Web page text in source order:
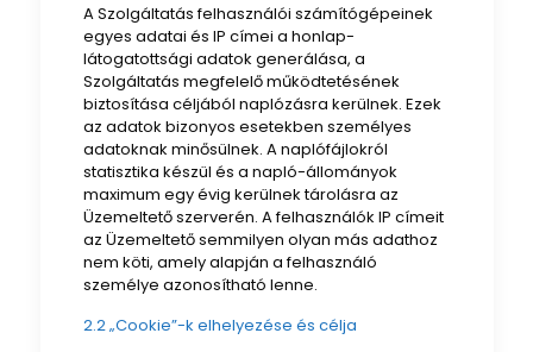
A Szolgáltatás felhasználói számítógépeinek
egyes adatai és IP címei a honlap-
látogatottsági adatok generálása, a
Szolgáltatás megfelelő működtetésének
biztosítása céljából naplózásra kerülnek. Ezek
az adatok bizonyos esetekben személyes
adatoknak minősülnek. A naplófájlokról
statisztika készül és a napló-állományok
maximum egy évig kerülnek tárolásra az
Üzemeltető szerverén. A felhasználók IP címeit
az Üzemeltető semmilyen olyan más adathoz
nem köti, amely alapján a felhasználó
személye azonosítható lenne.
2.2 „Cookie”-k elhelyezése és célja